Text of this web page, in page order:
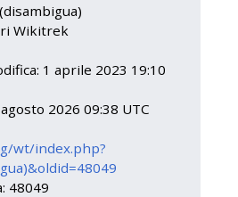
Wikitrek
1 aprile 2023 19:10
2026 09:38 UTC
wt/index.php?
48049